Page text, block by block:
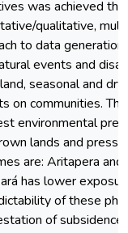
was achieved
qualitative,
to data
events and
seasonal and
on communities.
environmental
lands and
are: Aritapera and
has lower
of these
of